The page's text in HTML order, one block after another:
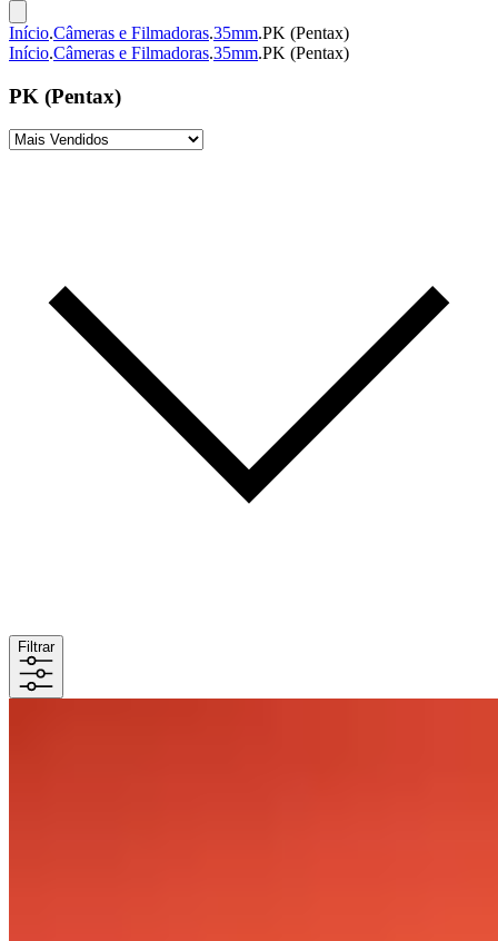
Início.Câmeras e Filmadoras.35mm.PK (Pentax)
Início.Câmeras e Filmadoras.35mm.PK (Pentax)
PK (Pentax)
Filtrar